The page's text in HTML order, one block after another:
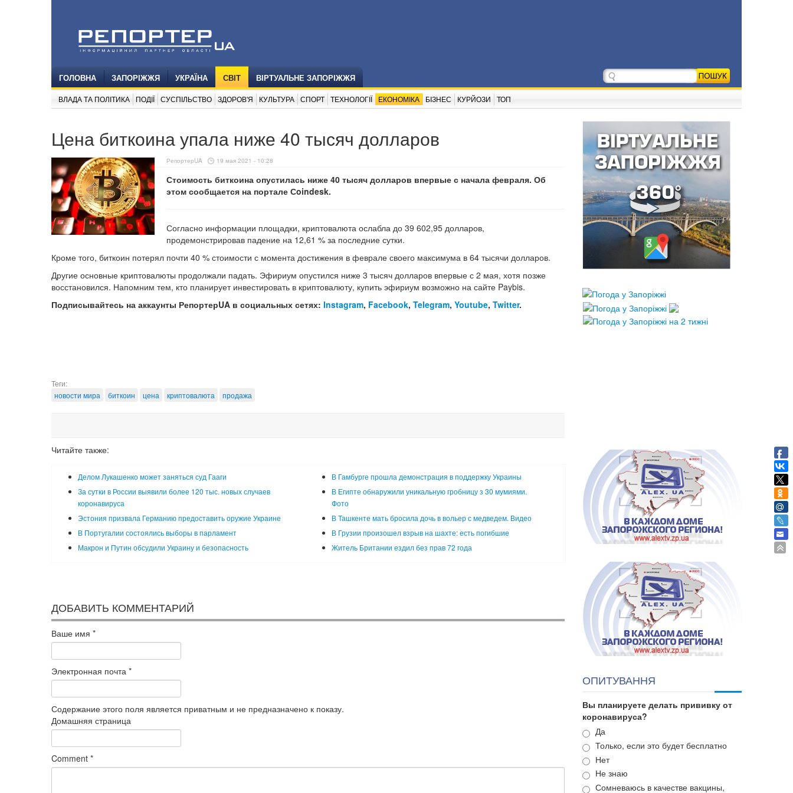
ГОЛОВНА ЗАПОРІЖЖЯ УКРАЇНА СВІТ ВІРТУАЛЬНЕ ЗАПОРІЖЖЯ
ВЛАДА ТА ПОЛІТИКА ПОДІЇ СУСПІЛЬСТВО ЗДОРОВ'Я КУЛЬТУРА СПОРТ ТЕХНОЛОГІЇ ЕКОНОМІКА БІЗНЕС КУРЙОЗИ ТОП
Цена биткоина упала ниже 40 тысяч долларов
РепортерUA 19 мая 2021 - 10:28
Стоимость биткоина опустилась ниже 40 тысяч долларов впервые с начала февраля. Об
этом сообщается на портале Сoindesk.
Согласно информации площадки, криптовалюта ослабла до 39 602,95 долларов,
продемонстрировав падение на 12,61 % за последние сутки.
Кроме того, биткоин потерял почти 40 % стоимости с момента достижения в феврале своего максимума в 64 тысячи долларов.
Другие основные криптовалюты продолжали падать. Эфириум опустился ниже 3 тысяч долларов впервые с 2 мая, хотя позже
восстановился. Напомним тем, кто планирует инвестировать в криптовалюту, купить эфириум возможно на сайте Paybis.
Подписывайтесь на аккаунты РепортерUA в социальных сетях: Instagram, Facebook, Telegram, Youtube, Twitter.
Теги:
новости мира
биткоин цена криптовалюта продажа
Читайте также:
Делом Лукашенко может заняться суд Гааги
В Гамбурге прошла демонстрация в поддержку Украины
За сутки в России выявили более 120 тыс. новых случаев
коронавируса
В Египте обнаружили уникальную гробницу з 30 мумиями.
Фото
Эстония призвала Германию предоставить оружие Украине
В Ташкенте мать бросила дочь в вольер с медведем. Видео
В Португалии состоялись выборы в парламент
В Грузии произошел взрыв на шахте: есть погибшие
Макрон и Путин обсудили Украину и безопасность
Житель Британии ездил без прав 72 года
ДОБАВИТЬ КОММЕНТАРИЙ
Ваше имя *
Электронная почта *
Содержание этого поля является приватным и не предназначено к показу.
Домашняя страница
Comment *
ОПИТУВАННЯ
Вы планируете делать прививку от
коронавируса?
Варианты
Да
Только, если это будет бесплатно
Нет
Не знаю
Сомневаюсь в качестве вакцины,